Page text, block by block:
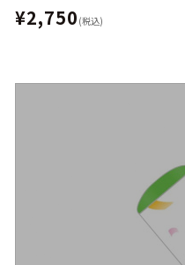
¥2,750 (税込)